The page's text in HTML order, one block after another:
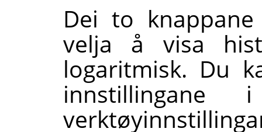
Dei to
velja å visa
logaritmisk. Du
innstillingane